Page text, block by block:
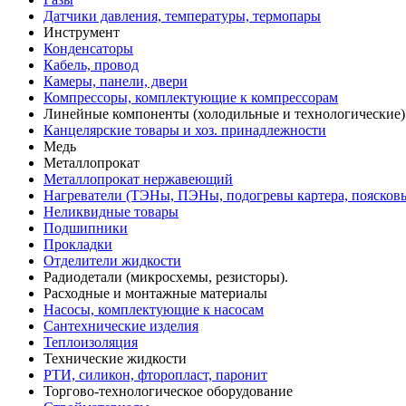
Датчики давления, температуры, термопары
Инструмент
Конденсаторы
Кабель, провод
Камеры, панели, двери
Компрессоры, комплектующие к компрессорам
Линейные компоненты (холодильные и технологические)
Канцелярские товары и хоз. принадлежности
Медь
Металлопрокат
Металлопрокат нержавеющий
Нагреватели (ТЭНы, ПЭНы, подогревы картера,
Неликвидные товары
Подшипники
Прокладки
Отделители жидкости
Радиодетали (микросхемы, резисторы).
Расходные и монтажные материалы
Насосы, комплектующие к насосам
Сантехнические изделия
Теплоизоляция
Технические жидкости
РТИ, силикон, фторопласт, паронит
Торгово-технологическое оборудование